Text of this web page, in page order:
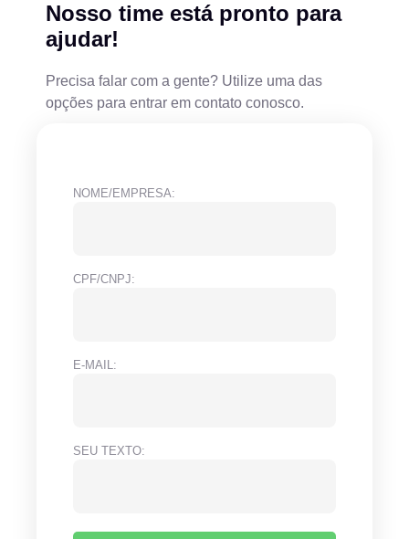
Nosso time está pronto para
ajudar!
Precisa falar com a gente? Utilize uma das
opções para entrar em contato conosco.
NOME/EMPRESA:
CPF/CNPJ:
E-MAIL:
SEU TEXTO: